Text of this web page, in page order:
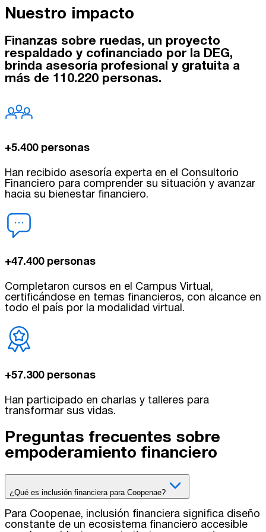
Nuestro impacto
Finanzas sobre ruedas, un proyecto
respaldado y cofinanciado por la DEG,
brinda asesoría profesional y gratuita a
más de 110.220 personas.
+5.400 personas
Han recibido asesoría experta en el Consultorio
Financiero para comprender su situación y avanzar
hacia su bienestar financiero.
+47.400 personas
Completaron cursos en el Campus Virtual,
certificándose en temas financieros, con alcance en
todo el país por la modalidad virtual.
+57.300 personas
Han participado en charlas y talleres para
transformar sus vidas.
Preguntas frecuentes sobre
empoderamiento financiero
¿Qué es inclusión financiera para Coopenae?
Para Coopenae, inclusión financiera significa diseño
constante de un ecosistema financiero accesible